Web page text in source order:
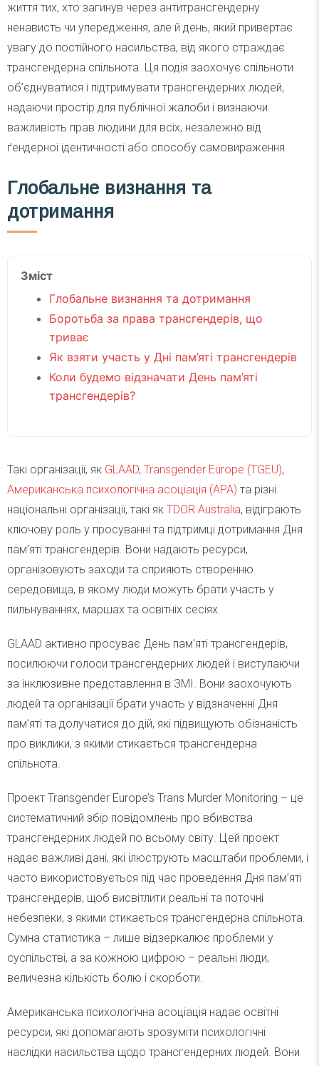
життя тих, хто загинув через антитрансгендерну
ненависть чи упередження, але й день, який привертає
увагу до постійного насильства, від якого страждає
трансгендерна спільнота. Ця подія заохочує спільноти
об’єднуватися і підтримувати трансгендерних людей,
надаючи простір для публічної жалоби і визнаючи
важливість прав людини для всіх, незалежно від
ґендерної ідентичності або способу самовираження.
Глобальне визнання та
дотримання
Зміст
Глобальне визнання та дотримання
Боротьба за права трансгендерів, що
триває
Як взяти участь у Дні пам’яті трансгендерів
Коли будемо відзначати День пам’яті
трансгендерів?
Такі організації, як GLAAD, Transgender Europe (TGEU),
Американська психологічна асоціація (APA) та різні
національні організації, такі як TDOR Australia, відіграють
ключову роль у просуванні та підтримці дотримання Дня
пам’яті трансгендерів. Вони надають ресурси,
організовують заходи та сприяють створенню
середовища, в якому люди можуть брати участь у
пильнуваннях, маршах та освітніх сесіях.
GLAAD активно просуває День пам’яті трансгендерів,
посилюючи голоси трансгендерних людей і виступаючи
за інклюзивне представлення в ЗМІ. Вони заохочують
людей та організації брати участь у відзначенні Дня
пам’яті та долучатися до дій, які підвищують обізнаність
про виклики, з якими стикається трансгендерна
спільнота.
Проект Transgender Europe’s Trans Murder Monitoring – це
систематичний збір повідомлень про вбивства
трансгендерних людей по всьому світу. Цей проект
надає важливі дані, які ілюструють масштаби проблеми, і
часто використовується під час проведення Дня пам’яті
трансгендерів, щоб висвітлити реальні та поточні
небезпеки, з якими стикається трансгендерна спільнота.
Сумна статистика – лише відзеркалює проблеми у
суспільстві, а за кожною цифрою – реальні люди,
величезна кількість болю і скорботи.
Американська психологічна асоціація надає освітні
ресурси, які допомагають зрозуміти психологічні
наслідки насильства щодо трансгендерних людей. Вони